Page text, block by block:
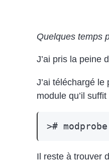
Quelques temps
J’ai pris la peine
J’ai téléchargé le
module qu’il
># modprobe
Il reste à trouver